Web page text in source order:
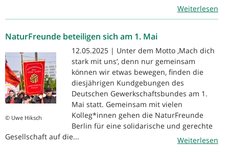
Weiterlesen
NaturFreunde beteiligen sich am 1. Mai
© Uwe Hiksch
12.05.2025 | Unter dem Motto ‚Mach dich
stark mit uns‘, denn nur gemeinsam
können wir etwas bewegen, finden die
diesjährigen Kundgebungen des
Deutschen Gewerkschaftsbundes am 1.
Mai statt. Gemeinsam mit vielen
Kolleg*innen gehen die NaturFreunde
Berlin für eine solidarische und gerechte
Gesellschaft auf die...
Weiterlesen